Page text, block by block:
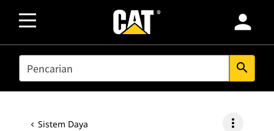
person
SEARCH search
Sistem Daya more_vert